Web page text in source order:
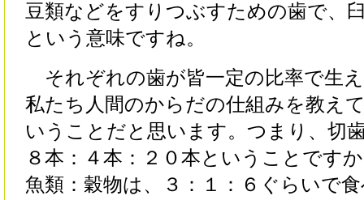
豆類などをすりつぶすための歯で、
という意味ですね。
それぞれの歯が皆一定の比率で生
私たち人間のからだの仕組みを教え
いうことだと思います。つまり、切
８本：４本：２０本ということです
魚類：穀物は、３：１：６ぐらいで